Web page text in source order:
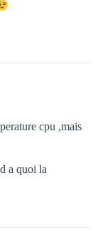
cpu ,mais
a quoi la